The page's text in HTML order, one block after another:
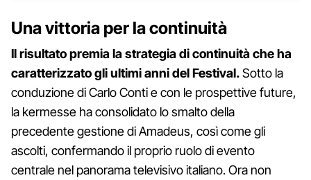
Una vittoria per la continuità
Il risultato premia la strategia di continuità che ha
caratterizzato gli ultimi anni del Festival.Sotto la
conduzione di Carlo Conti e con le prospettive future,
la kermesse ha consolidato lo smalto della
precedente gestione di Amadeus, così come gli
ascolti, confermando il proprio ruolo di evento
centrale nel panorama televisivo italiano. Ora non